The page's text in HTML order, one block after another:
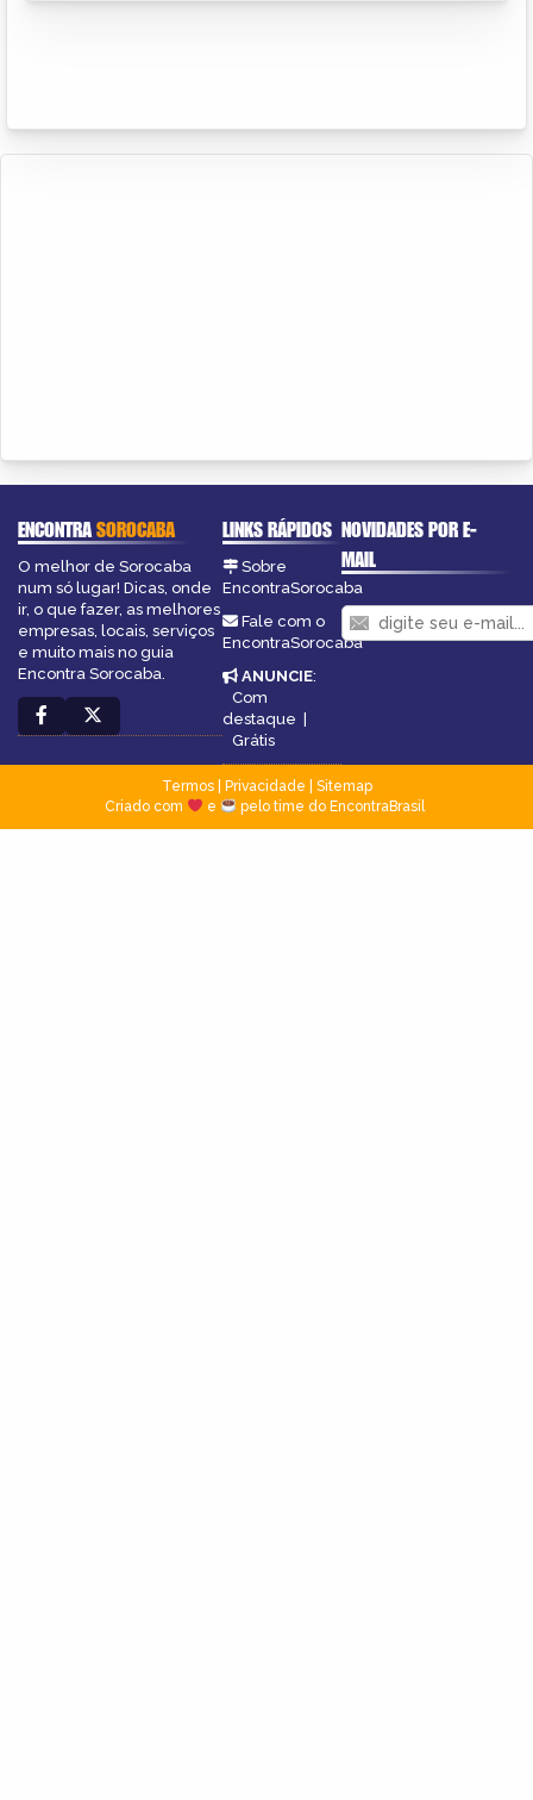
ENCONTRASOROCABA
O melhor de Sorocaba
num só lugar! Dicas, onde
ir, o que fazer, as melhores
empresas, locais, serviços
e muito mais no guia
Encontra Sorocaba.
LINKS RÁPIDOS
Sobre
EncontraSorocaba
Fale com o
EncontraSorocaba
ANUNCIE:
Com
destaque |
Grátis
NOVIDADES POR E-
MAIL
Termos| Privacidade
Sitemap
Criado com
e pelo time do EncontraBrasil